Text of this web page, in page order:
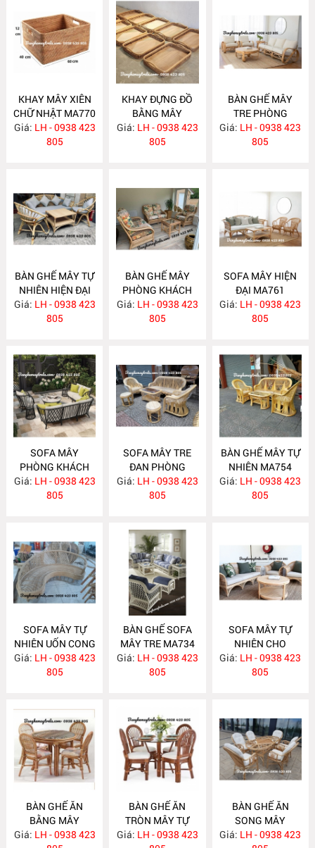
KHAY MÂY XIÊN
CHỮ NHẬT MA770
Giá: LH - 0938 423
805
KHAY ĐỰNG ĐỒ
BẰNG MÂY
MA769
Giá: LH - 0938 423
805
BÀN GHẾ MÂY
TRE PHÒNG
KHÁCH MA764
Giá: LH - 0938 423
805
BÀN GHẾ MÂY TỰ
NHIÊN HIỆN ĐẠI
MA763
Giá: LH - 0938 423
805
BÀN GHẾ MÂY
PHÒNG KHÁCH
MA762
Giá: LH - 0938 423
805
SOFA MÂY HIỆN
ĐẠI MA761
Giá: LH - 0938 423
805
SOFA MÂY
PHÒNG KHÁCH
MA760
Giá: LH - 0938 423
805
SOFA MÂY TRE
ĐAN PHÒNG
KHÁCH MA755
Giá: LH - 0938 423
805
BÀN GHẾ MÂY TỰ
NHIÊN MA754
Giá: LH - 0938 423
805
SOFA MÂY TỰ
NHIÊN UỐN CONG
MA743
Giá: LH - 0938 423
805
BÀN GHẾ SOFA
MÂY TRE MA734
Giá: LH - 0938 423
805
SOFA MÂY TỰ
NHIÊN CHO
PHÒNG KHÁCH
MA733
Giá: LH - 0938 423
805
BÀN GHẾ ĂN
BẰNG MÂY
MA732
Giá: LH - 0938 423
BÀN GHẾ ĂN
TRÒN MÂY TỰ
NHIÊN MA731
Giá: LH - 0938 423
BÀN GHẾ ĂN
SONG MÂY
MA730
Giá: LH - 0938 423